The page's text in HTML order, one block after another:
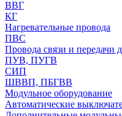
ВВГ
КГ
Нагревательные провода
ПВС
Провода связи и передачи
ПУВ, ПУГВ
СИП
ШВВП, ПБГВВ
Модульное оборудование
Автоматические